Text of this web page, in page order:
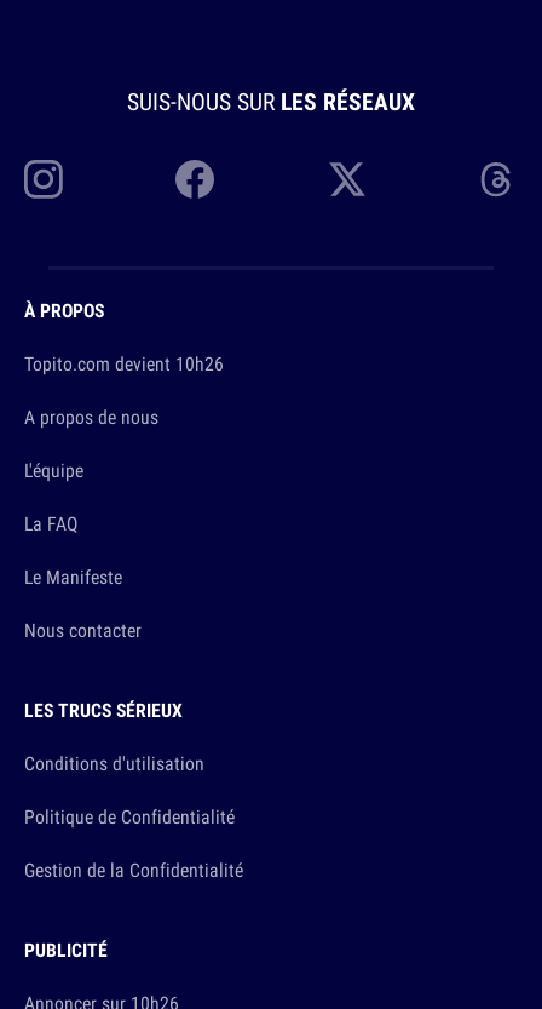
SUIS-NOUS SUR LES RÉSEAUX
À PROPOS
Topito.com devient 10h26
A propos de nous
L'équipe
La FAQ
Le Manifeste
Nous contacter
LES TRUCS SÉRIEUX
Conditions d'utilisation
Politique de Confidentialité
Gestion de la Confidentialité
PUBLICITÉ
Annoncer sur 10h26